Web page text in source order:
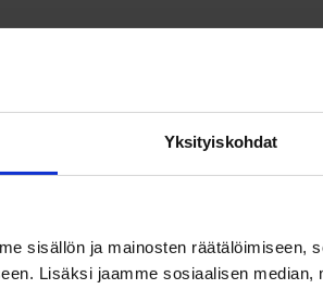
Yksityiskohdat
sisällön ja mainosten räätälöimiseen,
Lisäksi jaamme sosiaalisen median,